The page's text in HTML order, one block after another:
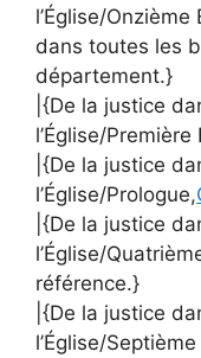
l’Église/Onzième
dans toutes les
département.}
|{De la justice
l’Église/Première
|{De la justice
l’Église/Prologue,
|{De la justice
l’Église/
référence.}
|{De la justice
l’Église/